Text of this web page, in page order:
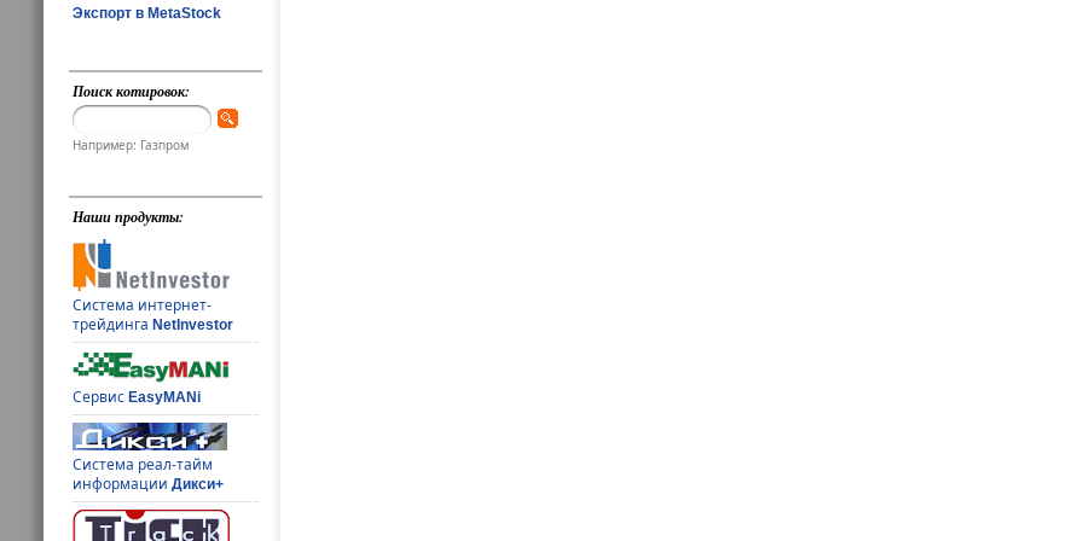
Экспорт в MetaStock
Поиск котировок:
Например: Газпром
Наши продукты:
Система интернет-
трейдингаNetInvestor
СервисEasyMANi
Система реал-тайм
информацииДикси+